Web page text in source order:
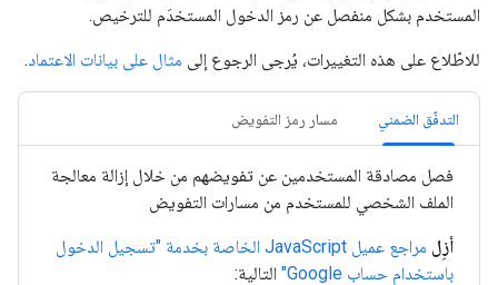
المستخدم بشكل منفصل عن رمز الدخول المستخدَم للترخيص.
للاطّلاع على هذه التغييرات، يُرجى الرجوع إلى مثال على بيانات الاعتماد.
التدفّق الضمني مسار رمز التفويض
فصل مصادقة المستخدمين عن تفويضهم من خلال إزالة معالجة
الملف الشخصي للمستخدم من مسارات التفويض
أزِل
مراجع عميل JavaScript الخاصة بخدمة "تسجيل الدخول
باستخدام حساب Google"
التالية: